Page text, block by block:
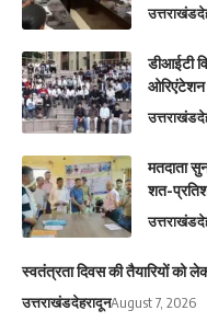
उत्तराखंड
डीआईटी
ओरिएंटेशन
उत्तराखंड
मतदाता
शत-
उत्तराखंड
स्वतंत्रता दिवस की तैयारियों को
उत्तराखंडदेहरादूनAugust 7, 2026